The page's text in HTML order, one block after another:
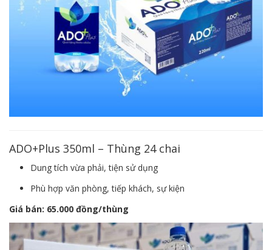
ADO+Plus 350ml – Thùng 24 chai
Dung tích vừa phải, tiện sử dụng
Phù hợp văn phòng, tiếp khách, sự kiện
Giá bán: 65.000 đồng/thùng